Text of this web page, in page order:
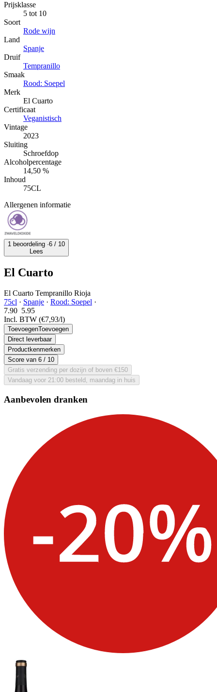
Prijsklasse
5 tot 10
Soort
Rode wijn
Land
Spanje
Druif
Tempranillo
Smaak
Rood: Soepel
Merk
El Cuarto
Certificaat
Veganistisch
Vintage
2023
Sluiting
Schroefdop
Alcoholpercentage
14,50 %
Inhoud
75CL
Allergenen informatie
1 beoordeling ·6 / 10
Lees
El Cuarto
El Cuarto Tempranillo Rioja
75cl · Spanje · Rood: Soepel ·
7.90 5.95
Incl. BTW (€7,93/l)
ToevoegenToevoegen
Direct leverbaar
Productkenmerken
Score van 6 / 10
Gratis verzending per dozijn of boven €150
Vandaag voor 21:00 besteld, maandag in huis
Aanbevolen dranken